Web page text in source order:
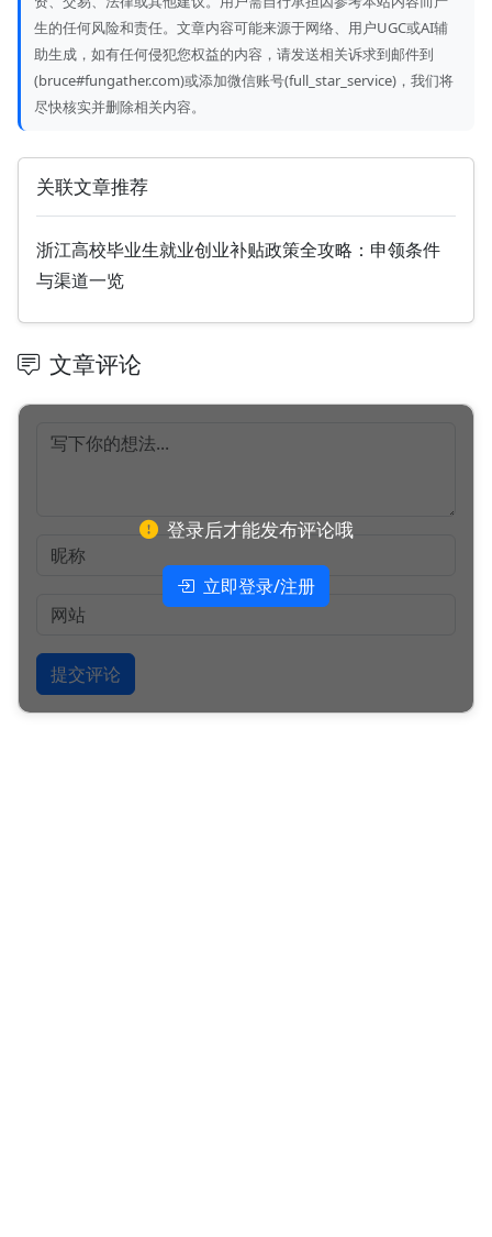
生的任何风险和责任。文章内容可能来源于网络、用户UGC或AI辅
助生成，如有任何侵犯您权益的内容，请发送相关诉求到邮件到
(bruce#fungather.com)或添加微信账号(full_star_service)，我们将
尽快核实并删除相关内容。
关联文章推荐
浙江高校毕业生就业创业补贴政策全攻略：申领条件
与渠道一览
文章评论
登录后才能发布评论哦
立即登录/注册
提交评论